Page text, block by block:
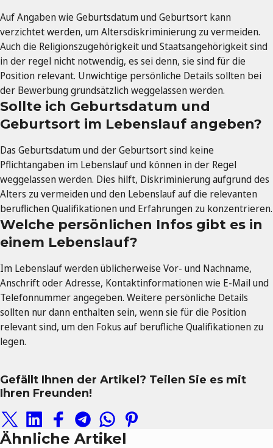
Auf Angaben wie Geburtsdatum und Geburtsort kann
verzichtet werden, um Altersdiskriminierung zu vermeiden.
Auch die Religionszugehörigkeit und Staatsangehörigkeit sind
in der regel nicht notwendig, es sei denn, sie sind für die
Position relevant. Unwichtige persönliche Details sollten bei
der Bewerbung grundsätzlich weggelassen werden.
Sollte ich Geburtsdatum und
Geburtsort im Lebenslauf angeben?
Das Geburtsdatum und der Geburtsort sind keine
Pflichtangaben im Lebenslauf und können in der Regel
weggelassen werden. Dies hilft, Diskriminierung aufgrund des
Alters zu vermeiden und den Lebenslauf auf die relevanten
beruflichen Qualifikationen und Erfahrungen zu konzentrieren.
Welche persönlichen Infos gibt es in
einem Lebenslauf?
Im Lebenslauf werden üblicherweise Vor- und Nachname,
Anschrift oder Adresse, Kontaktinformationen wie E-Mail und
Telefonnummer angegeben. Weitere persönliche Details
sollten nur dann enthalten sein, wenn sie für die Position
relevant sind, um den Fokus auf berufliche Qualifikationen zu
legen.
Gefällt Ihnen der Artikel? Teilen Sie es mit
Ihren Freunden!
Ähnliche Artikel